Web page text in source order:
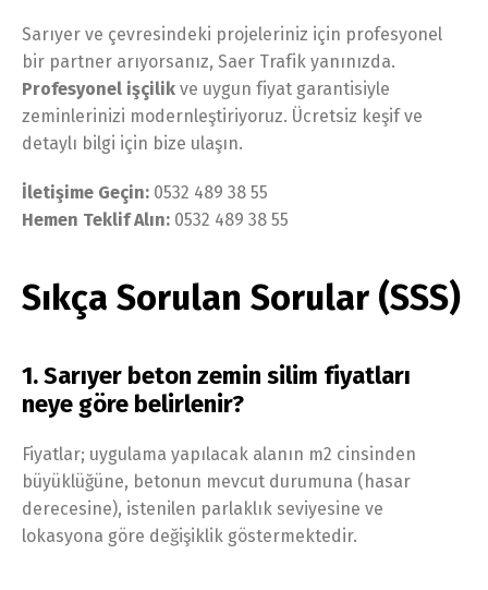
Sarıyer ve çevresindeki projeleriniz için profesyonel
bir partner arıyorsanız, Saer Trafik yanınızda.
Profesyonel işçilik ve uygun fiyat garantisiyle
zeminlerinizi modernleştiriyoruz. Ücretsiz keşif ve
detaylı bilgi için bize ulaşın.
İletişime Geçin: 0532 489 38 55
Hemen Teklif Alın: 0532 489 38 55
Sıkça Sorulan Sorular (SSS)
1. Sarıyer beton zemin silim fiyatları
neye göre belirlenir?
Fiyatlar; uygulama yapılacak alanın m2 cinsinden
büyüklüğüne, betonun mevcut durumuna (hasar
derecesine), istenilen parlaklık seviyesine ve
lokasyona göre değişiklik göstermektedir.